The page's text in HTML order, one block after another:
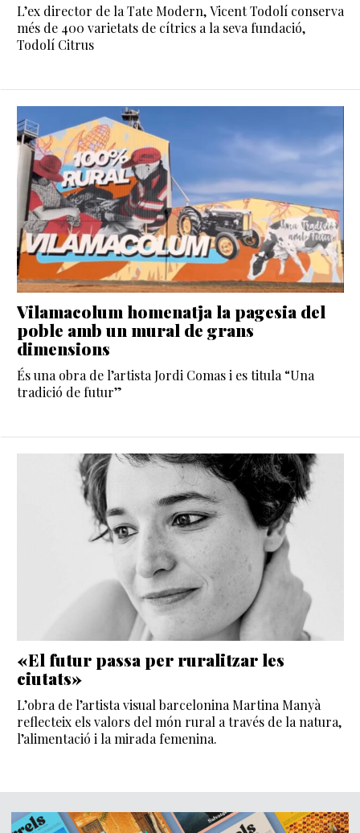
L’ex director de la Tate Modern, Vicent Todolí conserva
més de 400 varietats de cítrics a la seva fundació,
Todolí Citrus
Vilamacolum homenatja la pagesia del
poble amb un mural de grans
dimensions
És una obra de l’artista Jordi Comas i es titula “Una
tradició de futur”
«El futur passa per ruralitzar les
ciutats»
L’obra de l’artista visual barcelonina Martina Manyà
reflecteix els valors del món rural a través de la natura,
l’alimentació i la mirada femenina.